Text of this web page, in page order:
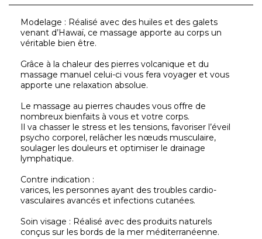
Modelage : Réalisé avec des huiles et des galets
venant d’Hawaï, ce massage apporte au corps un
véritable bien être.
Grâce à la chaleur des pierres volcanique et du
massage manuel celui-ci vous fera voyager et vous
apporte une relaxation absolue.
Le massage au pierres chaudes vous offre de
nombreux bienfaits à vous et votre corps.
Il va chasser le stress et les tensions, favoriser l’éveil
psycho corporel, relâcher les nœuds musculaire,
soulager les douleurs et optimiser le drainage
lymphatique.
Contre indication :
varices, les personnes ayant des troubles cardio-
vasculaires avancés et infections cutanées.
Soin visage : Réalisé avec des produits naturels
conçus sur les bords de la mer méditerranéenne.